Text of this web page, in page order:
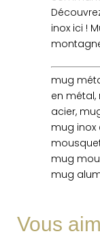
inox ici !
mug
en
acier,
mug inox
mug
mug
Vous